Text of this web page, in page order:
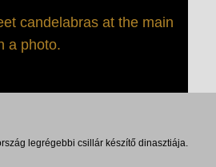
candelabras at the main
a photo.
legrégebbi csillár készítő dinasztiája.